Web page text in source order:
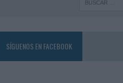
SÍGUENOS EN FACEBOOK